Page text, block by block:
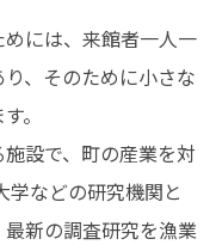
には、来館者一人一
、そのために小さな
。
設で、町の産業を対
学などの研究機関と
新の調査研究を漁業